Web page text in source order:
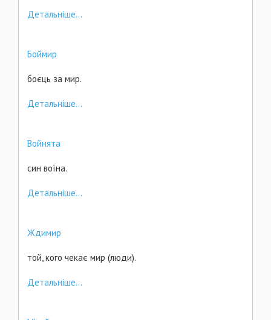
Детальніше...
Боймир
боєць за мир.
Детальніше...
Войнята
син воїна.
Детальніше...
Ждимир
той, кого чекає мир (люди).
Детальніше...